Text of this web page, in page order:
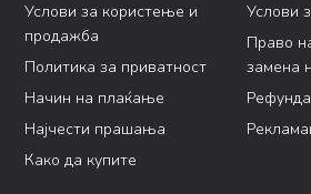
Услови за користење и
продажба
Политика за приватност
Начин на плаќање
Најчести прашања
Како да купите
Услови
Право
замена